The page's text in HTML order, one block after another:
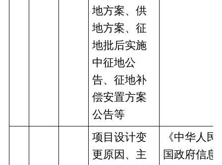
地方案、供
地方案、征
地批后实施
中征地公
告、征地补
偿安置方案
公告等
项目设计变
更原因、主
《中华人民
国政府信息